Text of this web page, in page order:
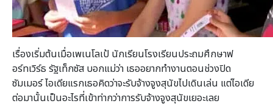
เรื่องเริ่มต้นเมื่อเพเนโลเป้ นักเรียนโรงเรียนประถมศึกษาฟ
อร์ทเวิร์ธ รัฐเท็กซัส บอกแม่ว่า เธออยากทำงานตอนช่วงปิด
ซัมเมอร์ ไอเดียแรกเธอคิดว่าจะรับจ้างจูงสุนัขไปเดินเล่น แต่ไอเดีย
ต่อมานั้นเป็นอะไรที่เข้าท่ากว่าการรับจ้างจูงสุนัขเยอะเลย